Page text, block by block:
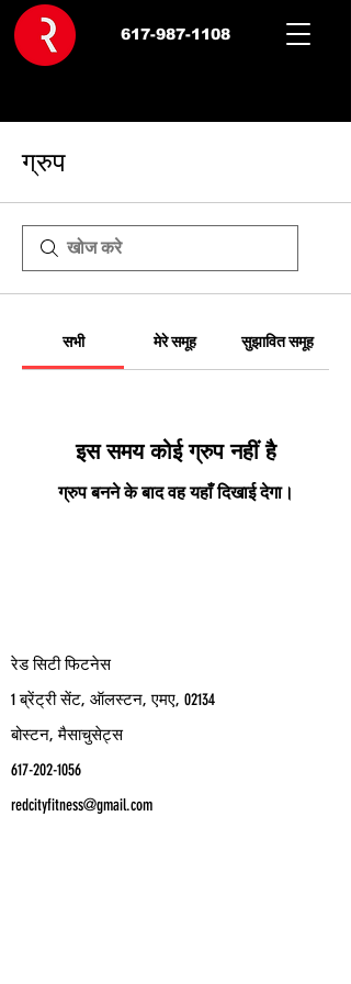
617-987-1108
ग्रुप
सभी मेरे समूह सुझावित समूह
इस समय कोई ग्रुप नहीं है
ग्रुप बनने के बाद वह यहाँ दिखाई देगा।
रेड सिटी फिटनेस
1 ब्रेंट्री सेंट, ऑलस्टन, एमए, 02134
बोस्टन, मैसाचुसेट्स
617-202-1056
redcityfitness@gmail.com